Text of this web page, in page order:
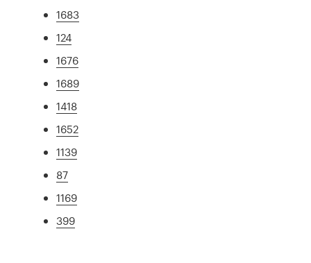
1683
124
1676
1689
1418
1652
1139
87
1169
399